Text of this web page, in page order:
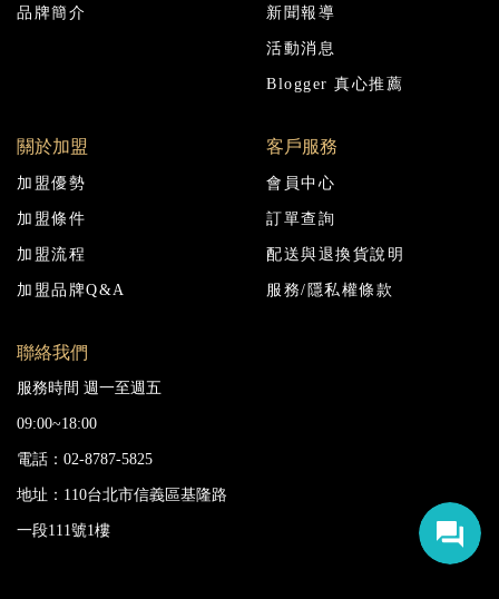
品牌簡介 新聞報導
活動消息
Blogger 真心推薦
關於加盟
加盟優勢
加盟條件
加盟流程
加盟品牌Q&A
客戶服務
會員中心
訂單查詢
配送與退換貨說明
服務/隱私權條款
聯絡我們
服務時間 週一至週五
09:00~18:00
電話：02-8787-5825
地址：110台北市信義區基隆路
一段111號1樓